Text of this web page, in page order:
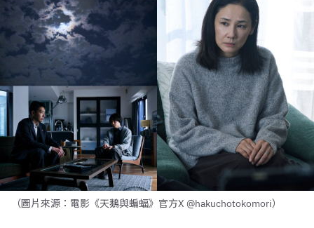
（圖片來源：電影《天鵝與蝙蝠》官方X @hakuchotokomori）